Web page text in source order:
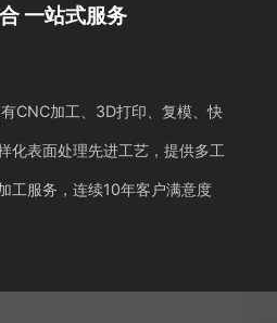
一站式服务
CNC加工、3D打印、复模、快
化表面处理先进工艺，提供多工
工服务，连续10年客户满意度